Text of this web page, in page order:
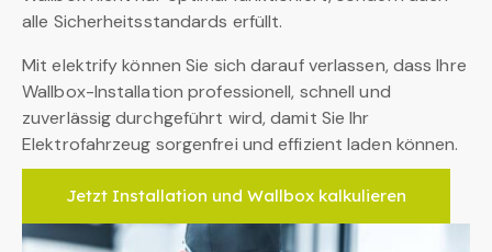
alle Sicherheitsstandards erfüllt.
Mit elektrify können Sie sich darauf verlassen, dass Ihre
Wallbox-Installation professionell, schnell und
zuverlässig durchgeführt wird, damit Sie Ihr
Elektrofahrzeug sorgenfrei und effizient laden können.
Jetzt Installation und Wallbox kalkulieren